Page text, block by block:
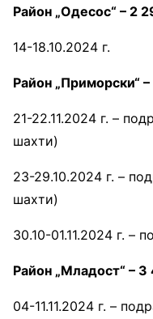
Район „Одесос“ – 2
14-18.10.2024 г.
Район „Приморски“
21-22.11.2024 г. –
шахти)
23-29.10.2024 г. –
шахти)
30.10-01.11.2024 г. –
Район „Младост“ –
04-11.11.2024 г. –